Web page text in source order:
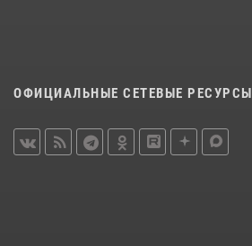
ОФИЦИАЛЬНЫЕ СЕТЕВЫЕ РЕСУРСЫ